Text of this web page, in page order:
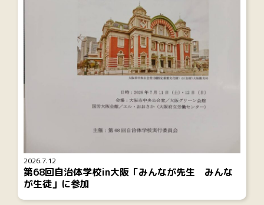
2026.7.12
第68回自治体学校in大阪「みんなが先生 みんな
が生徒」に参加